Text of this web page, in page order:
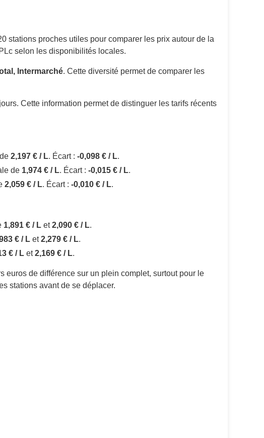
stations proches utiles pour comparer les prix autour de la
selon les disponibilités locales.
Intermarché. Cette diversité permet de comparer les
Cette information permet de distinguer les tarifs récents
2,197 € / L. Écart : -0,098 € / L.
de 1,974 € / L. Écart : -0,015 € / L.
2,059 € / L. Écart : -0,010 € / L.
1,891 € / L et2,090 € / L.
€ / L et2,279 € / L.
€ / L et2,169 € / L.
euros de différence sur un plein complet, surtout pour le
stations avant de se déplacer.